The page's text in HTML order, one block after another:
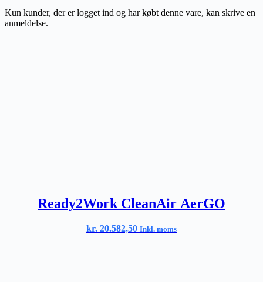
Kun kunder, der er logget ind og har købt denne vare, kan skrive en
anmeldelse.
Ready2Work CleanAir AerGO
kr. 20.582,50 Inkl. moms